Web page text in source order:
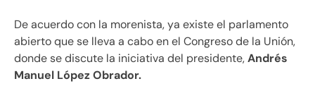
De acuerdo con la morenista, ya existe el parlamento
abierto que se lleva a cabo en el Congreso de la Unión,
donde se discute la iniciativa del presidente,Andrés
Manuel López Obrador.